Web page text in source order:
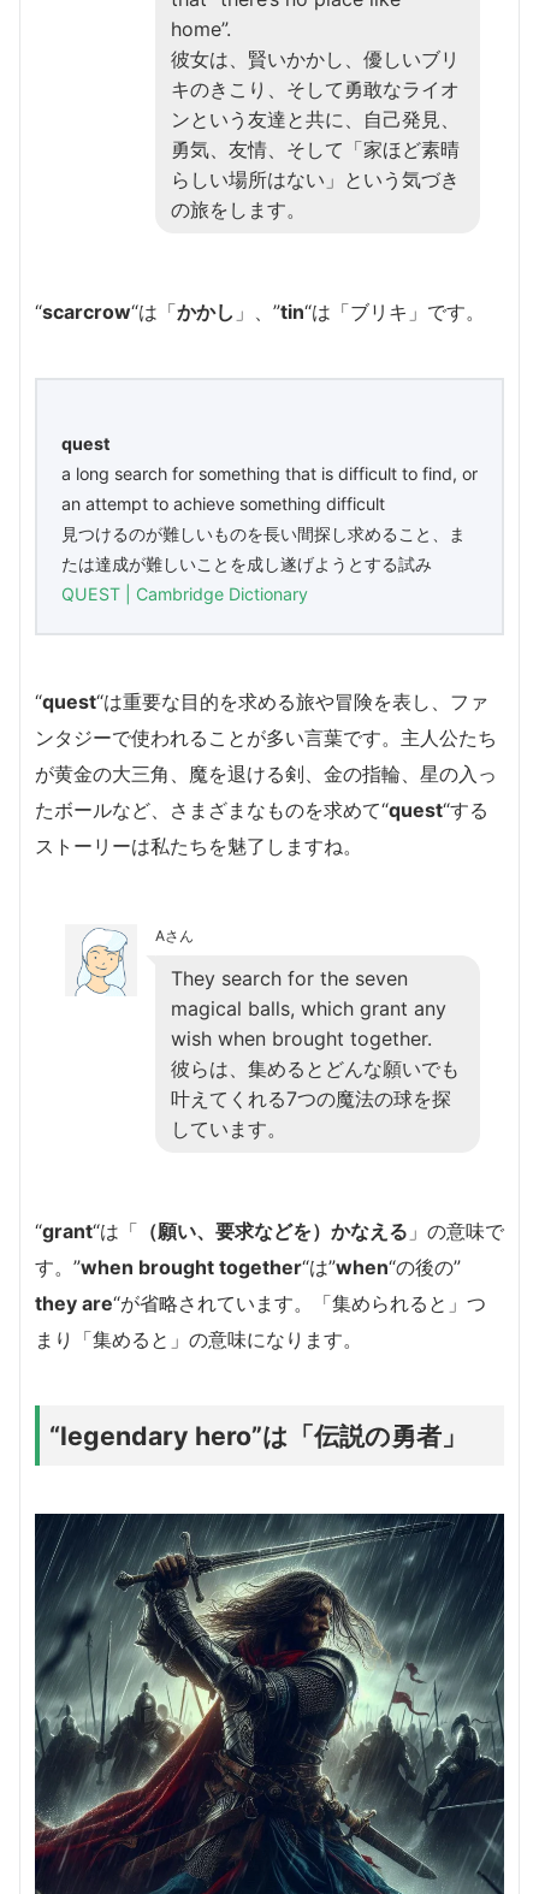
home”.
彼女は、賢いかかし、優しいブリ
キのきこり、そして勇敢なライオ
ンという友達と共に、自己発見、
勇気、友情、そして「家ほど素晴
らしい場所はない」という気づき
の旅をします。
“scarcrow“は「かかし 」、”tin“は「ブリキ」です。
quest
a long search for something that is difficult to find, or
an attempt to achieve something difficult
見つけるのが難しいものを長い間探し求めること、ま
たは達成が難しいことを成し遂げようとする試み
QUEST | Cambridge Dictionary
“quest“は重要な目的を求める旅や冒険を表し、ファ
ンタジーで使われることが多い言葉です。 主人公たち
が黄金の大三角、 魔を退ける剣、金の指輪、星の入っ
たボールなど、さまざまなものを求めて“quest“する
ストーリーは私たちを魅了しますね。
Aさん
They search for the seven
magical balls, which grant any
wish when brought together.
彼らは、集めるとどんな願いでも
叶えてくれる7つの魔法の球を探
しています。
“grant“は「 （願い、要求などを）かなえる 」の意味で
す。”when brought together“は”when“の後の”
they are“が省略されています。「集められると」つ
まり「集めると」の意味になります。
“legendary hero”は「伝説の勇者」